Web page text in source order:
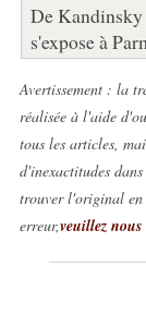
De Kandinsky
s'expose à
Avertissement : la
réalisée à l'aide
tous les articles,
d'inexactitudes
trouver l'original en
erreur,veuillez